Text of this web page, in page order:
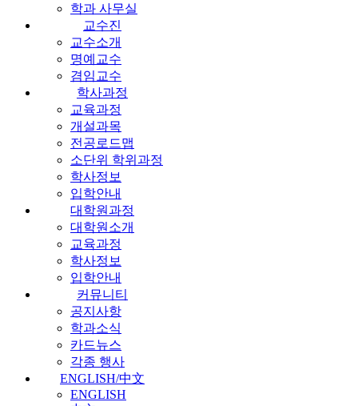
학과 사무실
교수진
교수소개
명예교수
겸임교수
학사과정
교육과정
개설과목
전공로드맵
소단위 학위과정
학사정보
입학안내
대학원과정
대학원소개
교육과정
학사정보
입학안내
커뮤니티
공지사항
학과소식
카드뉴스
각종 행사
ENGLISH/中文
ENGLISH